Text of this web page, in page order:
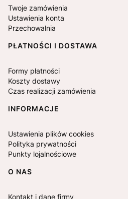
Twoje zamówienia
Ustawienia konta
Przechowalnia
PŁATNOŚCI I DOSTAWA
Formy płatności
Koszty dostawy
Czas realizacji zamówienia
INFORMACJE
Ustawienia plików cookies
Polityka prywatności
Punkty lojalnościowe
O NAS
Kontakt i dane firmy